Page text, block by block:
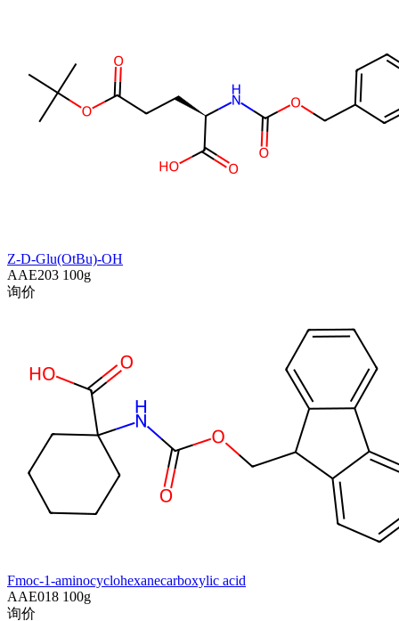
Z-D-Glu(OtBu)-OH
AAE203 100g
询价
Fmoc-1-aminocyclohexanecarboxylic acid
AAE018 100g
询价